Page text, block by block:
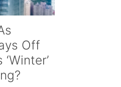
Off